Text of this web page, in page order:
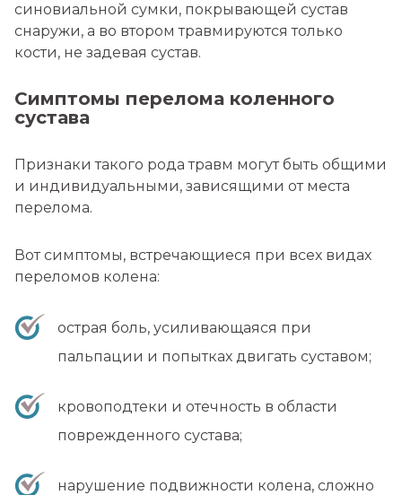
синовиальной сумки, покрывающей сустав
снаружи, а во втором травмируются только
кости, не задевая сустав.
Симптомы перелома коленного
сустава
Признаки такого рода травм могут быть общими
и индивидуальными, зависящими от места
перелома.
Вот симптомы, встречающиеся при всех видах
переломов колена:
острая боль, усиливающаяся при
пальпации и попытках двигать суставом;
кровоподтеки и отечность в области
поврежденного сустава;
нарушение подвижности колена, сложно